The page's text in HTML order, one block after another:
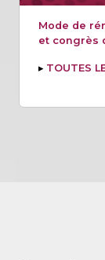
Mode de
et congrès
▸ TOUTES